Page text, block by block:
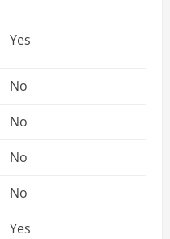
Yes
No
No
No
No
Yes